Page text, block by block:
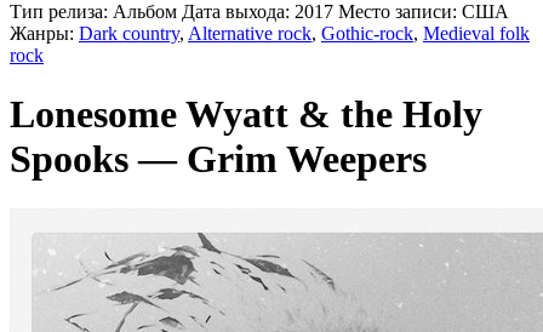
Тип релиза: Альбом Дата выхода: 2017 Место записи: США
Жанры: Dark country, Alternative rock, Gothic-rock, Medieval folk
rock
Lonesome Wyatt & the Holy
Spooks — Grim Weepers